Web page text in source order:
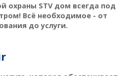
охраны STV дом всегда под
Всё необходимое - от
до услуги.